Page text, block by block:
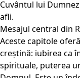
Cuvântul lui
afli.
Mesajul central din
Aceste capitole
creștină: iubirea ca
spirituale, puterea